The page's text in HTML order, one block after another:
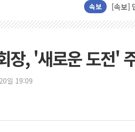
속보
평택
상주
[종합]
민주
인천
김민
[속보]
장, '새로운 도전'
일 19:09